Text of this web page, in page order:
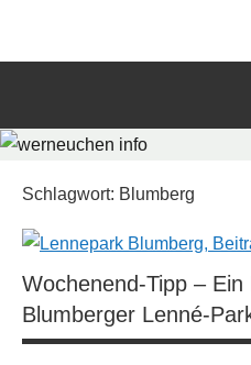
für
Geschehen
und
Werneuchen
Schlagwort: Blumberg
Wochenend-Tipp – Ein
Blumberger Lenné-